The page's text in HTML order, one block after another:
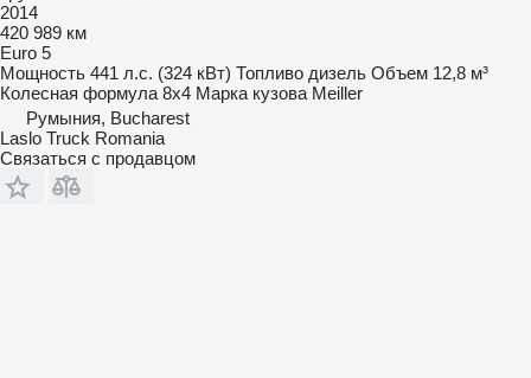
2014
420 989 км
Euro 5
Мощность 441 л.с. (324 кВт) Топливо дизель Объем 12,8 м³
Колесная формула 8x4 Марка кузова Meiller
Румыния, Bucharest
Laslo Truck Romania
Связаться с продавцом